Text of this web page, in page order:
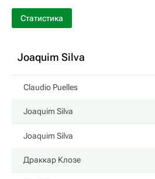
Статистика
Joaquim Silva
Claudio Puelles
Joaquim Silva
Joaquim Silva
Драккар Клозе